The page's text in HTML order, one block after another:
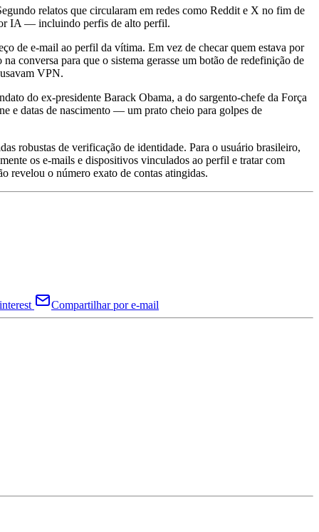
relatos que circularam em redes como Reddit e X no fim de
IA — incluindo perfis de alto perfil.
de e-mail ao perfil da vítima. Em vez de checar quem estava por
conversa para que o sistema gerasse um botão de redefinição de
VPN.
do ex-presidente Barack Obama, a do sargento-chefe da Força
e datas de nascimento — um prato cheio para golpes de
robustas de verificação de identidade. Para o usuário brasileiro,
os e-mails e dispositivos vinculados ao perfil e tratar com
revelou o número exato de contas atingidas.
Compartilhar por e-mail